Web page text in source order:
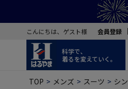
こんにちは、ゲスト様 会員登録
科学で、
着るを変えていく。
TOP メンズ スーツ シ